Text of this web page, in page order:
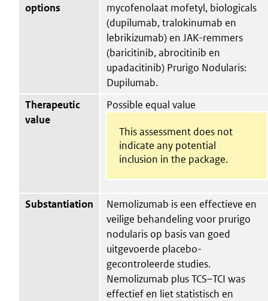
options
mycofenolaat mofetyl, biologicals
(dupilumab, tralokinumab en
lebrikizumab) en JAK-remmers
(baricitinib, abrocitinib en
upadacitinib) Prurigo Nodularis:
Dupilumab.
Therapeutic
value
Possible equal value
This assessment does not
indicate any potential
inclusion in the package.
Substantiation
Nemolizumab is een effectieve en
veilige behandeling voor prurigo
nodularis op basis van goed
uitgevoerde placebo-
gecontroleerde studies.
Nemolizumab plus TCS–TCI was
effectief en liet statistisch en